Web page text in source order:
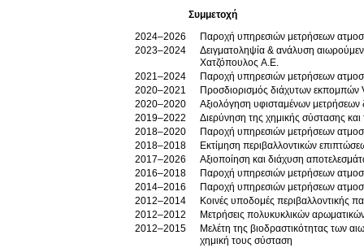
Συμμετοχή
2024–2026
Παροχή υπηρεσιών μετρήσεων
2023–2024
Δειγματοληψία & ανάλυση
Χατζόπουλος Α.Ε.
2021–2024
Παροχή υπηρεσιών μετρήσεων
2020–2021
Προσδιορισμός διάχυτων εκπομπών
2020–2020
Αξιολόγηση υφισταμένων
2019–2022
Διερύνηση της χημικής σύστασης
2018–2020
Παροχή υπηρεσιών μετρήσεων
2018–2018
Εκτίμηση περιβαλλοντικών
2017–2026
Αξιοποίηση και διάχυση
2016–2018
Παροχή υπηρεσιών μετρήσεων
2014–2016
Παροχή υπηρεσιών μετρήσεων
2012–2014
Κοινές υποδομές περιβαλλοντικής
2012–2012
Μετρήσεις πολυκυκλικών
2012–2015
Μελέτη της βιοδραστικότητας των
χημική τους σύσταση